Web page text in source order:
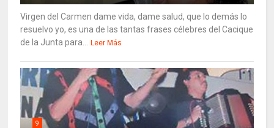
Virgen del Carmen dame vida, dame salud, que lo demás lo
resuelvo yo, es una de las tantas frases célebres del Cacique
de la Junta para... Leer Más
9